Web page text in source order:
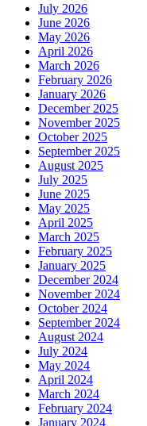
July 2026
June 2026
May 2026
April 2026
March 2026
February 2026
January 2026
December 2025
November 2025
October 2025
September 2025
August 2025
July 2025
June 2025
May 2025
April 2025
March 2025
February 2025
January 2025
December 2024
November 2024
October 2024
September 2024
August 2024
July 2024
May 2024
April 2024
March 2024
February 2024
January 2024